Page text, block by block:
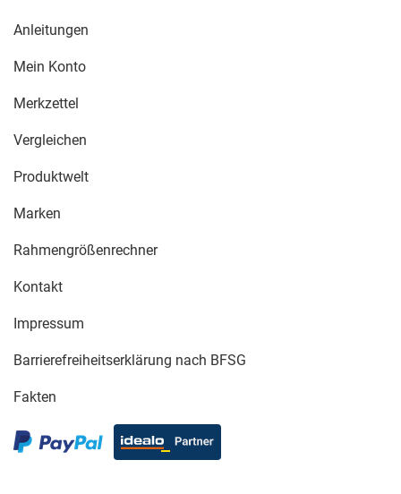
Anleitungen
Mein Konto
Merkzettel
Vergleichen
Produktwelt
Marken
Rahmengrößenrechner
Kontakt
Impressum
Barrierefreiheitserklärung nach BFSG
Fakten